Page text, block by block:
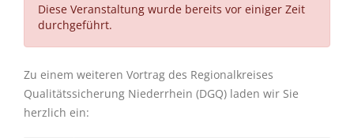
Diese Veranstaltung wurde bereits vor einiger Zeit
durchgeführt.
Zu einem weiteren Vortrag des Regionalkreises
Qualitätssicherung Niederrhein (DGQ) laden wir Sie
herzlich ein: